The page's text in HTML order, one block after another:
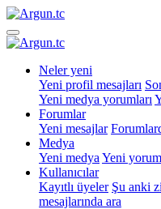
Neler yeni
Yeni profil mesajları
Yeni medya yorumları
Forumlar
Yeni mesajlar
Medya
Yeni medya Yeni
Kullanıcılar
Kayıtlı üyeler Şu anki
mesajlarında ara